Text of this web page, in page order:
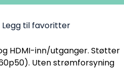
Legg til favoritter
HDMI-inn/utganger. Støtter
Uten strømforsyning